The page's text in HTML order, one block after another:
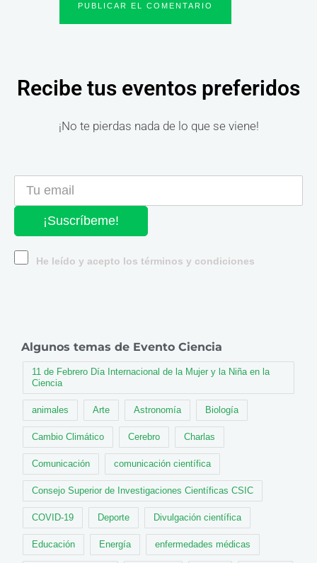
Recibe tus eventos preferidos
¡No te pierdas nada de lo que se viene!
¡Suscríbeme!
He leído y acepto los términos y condiciones
Algunos temas de Evento Ciencia
11 de Febrero Día Internacional de la Mujer y la Niña en la
Ciencia
animales Arte Astronomía Biología
Cambio Climático Cerebro Charlas
Comunicación comunicación científica
Consejo Superior de Investigaciones Científicas CSIC
COVID-19 Deporte Divulgación científica
Educación Energía enfermedades médicas